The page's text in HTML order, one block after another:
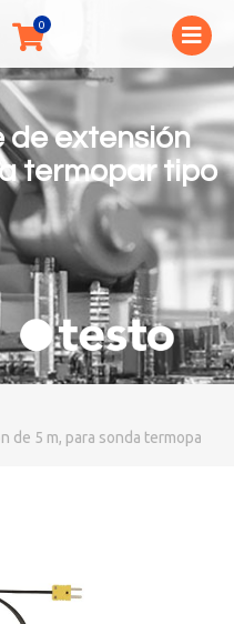
de extensión
termopar tipo
de 5 m, para sonda termopar